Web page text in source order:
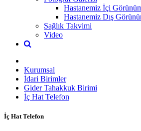
Hastanemiz İçi
Hastanemiz Dış
Sağlık Takvimi
Video
Kurumsal
İdari Birimler
Gider Tahakkuk Birimi
İç Hat Telefon
İç Hat Telefon